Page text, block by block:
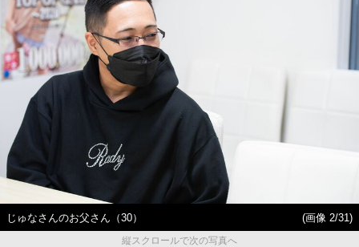
じゅなさんのお父さん（30）
(画像 2/31)
縦スクロールで次の写真へ